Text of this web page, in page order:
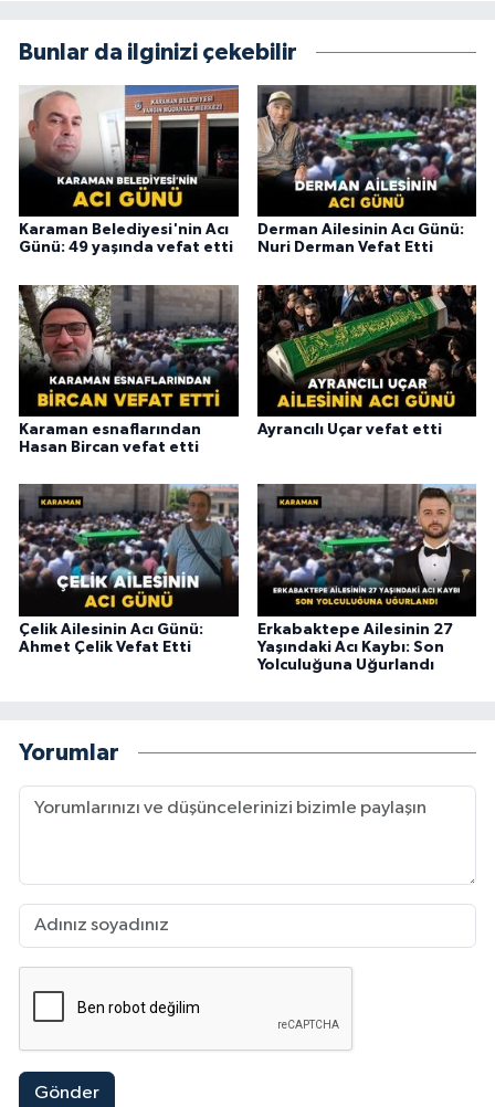
Bunlar da ilginizi çekebilir
Karaman Belediyesi'nin Acı
Günü: 49 yaşında vefat etti
Derman Ailesinin Acı Günü:
Nuri Derman Vefat Etti
Karaman esnaflarından
Hasan Bircan vefat etti
Ayrancılı Uçar vefat etti
Çelik Ailesinin Acı Günü:
Ahmet Çelik Vefat Etti
Erkabaktepe Ailesinin 27
Yaşındaki Acı Kaybı: Son
Yolculuğuna Uğurlandı
Yorumlar
Gönder